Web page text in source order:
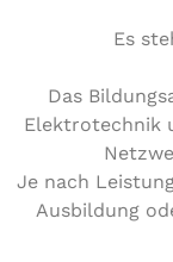
Es
Das
Elek­tro­tech­nik
Je nach
Aus­bil­dung